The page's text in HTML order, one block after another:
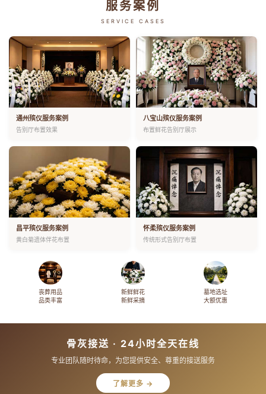
服务案例
SERVICE CASES
通州殡仪服务案例
告别厅布置效果
八宝山殡仪服务案例
布置鲜花告别厅展示
昌平殡仪服务案例
黄白菊遗体伴花布置
怀柔殡仪服务案例
传统形式告别厅布置
丧葬用品
品类丰富
新鲜鲜花
新鲜采摘
墓地选址
大额优惠
骨灰接送 · 24小时全天在线
专业团队随时待命，为您提供安全、尊重的接送服务
了解更多 →